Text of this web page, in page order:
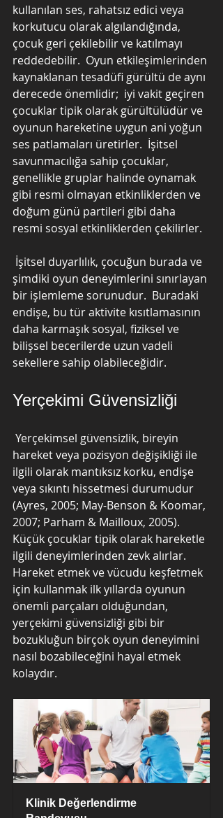
kullanılan ses, rahatsız edici veya
korkutucu olarak algılandığında,
çocuk geri çekilebilir ve katılmayı
reddedebilir.  Oyun etkileşimlerinden
kaynaklanan tesadüfi gürültü de aynı
derecede önemlidir;  iyi vakit geçiren
çocuklar tipik olarak gürültülüdür ve
oyunun hareketine uygun ani yoğun
ses patlamaları üretirler.  İşitsel
savunmacılığa sahip çocuklar,
genellikle gruplar halinde oynamak
gibi resmi olmayan etkinliklerden ve
doğum günü partileri gibi daha
resmi sosyal etkinliklerden çekilirler.
şimdiki oyun deneyimlerini sınırlayan
bir işlemleme sorunudur.  Buradaki
endişe, bu tür aktivite kısıtlamasının
daha karmaşık sosyal, fiziksel ve
bilişsel becerilerde uzun vadeli
sekellere sahip olabileceğidir.
Yerçekimi Güvensizliği
hareket veya pozisyon değişikliği ile
ilgili olarak mantıksız korku, endişe
veya sıkıntı hissetmesi durumudur
(Ayres, 2005; May-Benson & Koomar,
2007; Parham & Mailloux, 2005).
Küçük çocuklar tipik olarak hareketle
ilgili deneyimlerinden zevk alırlar.
Hareket etmek ve vücudu keşfetmek
için kullanmak ilk yıllarda oyunun
önemli parçaları olduğundan,
yerçekimi güvensizliği gibi bir
bozukluğun birçok oyun deneyimini
nasıl bozabileceğini hayal etmek
kolaydır.
Klinik Değerlendirme